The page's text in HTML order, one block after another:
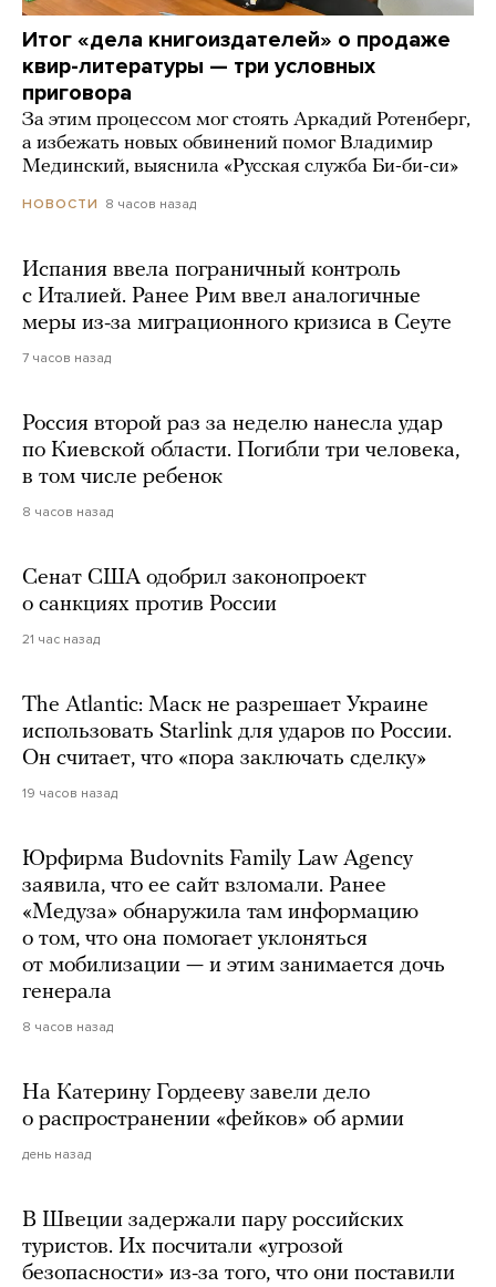
Итог «дела книгоиздателей» о продаже
квир-литературы — три условных
приговора
За этим процессом мог стоять Аркадий Ротенберг,
а избежать новых обвинений помог Владимир
Мединский, выяснила «Русская служба Би-би-си»
НОВОСТИ 8 часов назад
Испания ввела пограничный контроль
с Италией. Ранее Рим ввел аналогичные
меры из-за миграционного кризиса в Сеуте
7 часов назад
Россия второй раз за неделю нанесла удар
по Киевской области. Погибли три человека,
в том числе ребенок
8 часов назад
Сенат США одобрил законопроект
о санкциях против России
21 час назад
The Atlantic: Маск не разрешает Украине
использовать Starlink для ударов по России.
Он считает, что «пора заключать сделку»
19 часов назад
Юрфирма Budovnits Family Law Agency
заявила, что ее сайт взломали. Ранее
«Медуза» обнаружила там информацию
о том, что она помогает уклоняться
от мобилизации — и этим занимается дочь
генерала
8 часов назад
На Катерину Гордееву завели дело
о распространении «фейков» об армии
день назад
В Швеции задержали пару российских
туристов. Их посчитали «угрозой
безопасности» из-за того, что они поставили